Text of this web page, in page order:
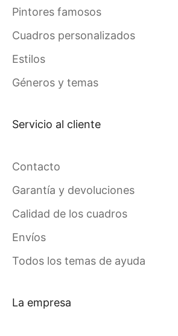
Pintores famosos
Cuadros personalizados
Estilos
Géneros y temas
Servicio al cliente
Contacto
Garantía y devoluciones
Calidad de los cuadros
Envíos
Todos los temas de ayuda
La empresa